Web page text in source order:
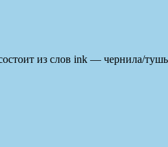
из слов ink — чернила/